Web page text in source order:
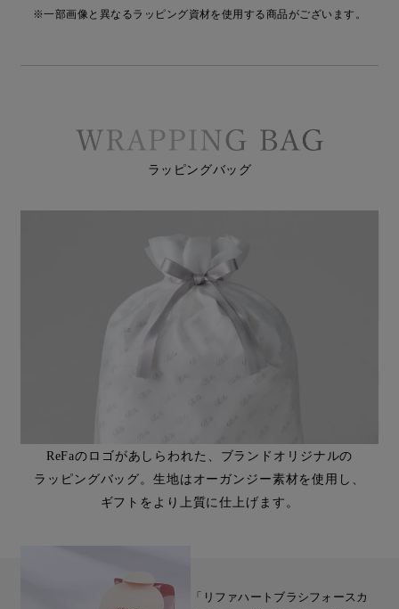
※一部画像と異なるラッピング資材を使用する商品がございます。
ラッピングバッグ
ReFaのロゴがあしらわれた、ブランドオリジナルの
ラッピングバッグ。生地はオーガンジー素材を使用し、
ギフトをより上質に仕上げます。
「リファハートブラシフォースカ